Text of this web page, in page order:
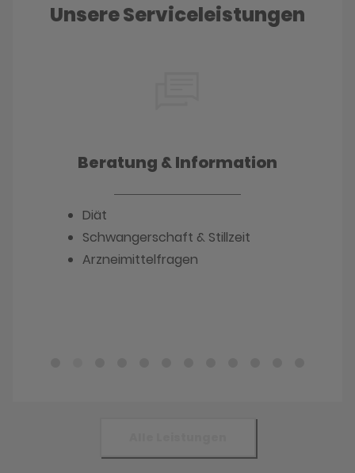
Unsere Serviceleistungen
Beratung & Information
Diät
Schwangerschaft & Stillzeit
Arzneimittelfragen